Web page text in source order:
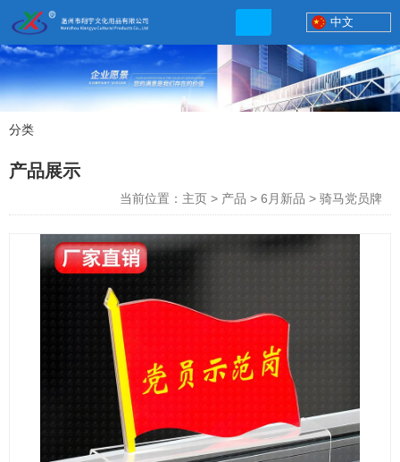
联系电话
http://xybp.tmall.com http://wzxybp.1688.com
中文
分类
产品展示
当前位置：主页 > 产品 > 6月新品 > 骑马党员牌